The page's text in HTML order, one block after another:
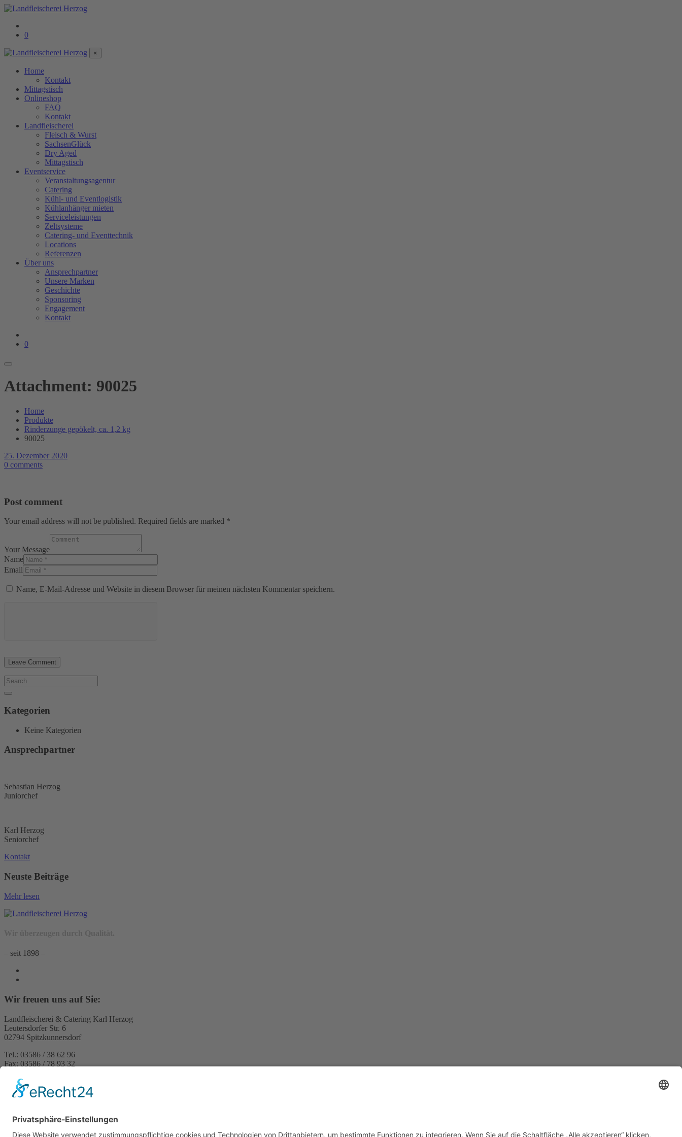
0
×
Home
Kontakt
Mittagstisch
Onlineshop
FAQ
Kontakt
Landfleischerei
Fleisch & Wurst
SachsenGlück
Dry Aged
Mittagstisch
Eventservice
Veranstaltungsagentur
Catering
Kühl- und Eventlogistik
Kühlanhänger mieten
Serviceleistungen
Zeltsysteme
Catering- und Eventtechnik
Locations
Referenzen
Über uns
Ansprechpartner
Unsere Marken
Geschichte
Sponsoring
Engagement
Kontakt
0
Attachment: 90025
Home
Produkte
Rinderzunge gepökelt, ca. 1,2 kg
90025
25. Dezember 2020
0 comments
Post comment
Your email address will not be published. Required fields are marked *
Your Message
Name
Email
Name, E-Mail-Adresse und Website in diesem Browser für meinen nächsten Kommentar speichern.
Kategorien
Keine Kategorien
Ansprechpartner
Sebastian Herzog
Juniorchef
Karl Herzog
Seniorchef
Kontakt
Neuste Beiträge
Mehr lesen
– seit 1898 –
Wir freuen uns auf Sie:
Landfleischerei & Catering Karl Herzog
Leutersdorfer Str. 6
02794 Spitzkunnersdorf
Tel.: 03586 / 38 62 96
Fax: 03586 / 78 93 32
Startseite
Onlineshop
AGB
Vertrag widerrufen